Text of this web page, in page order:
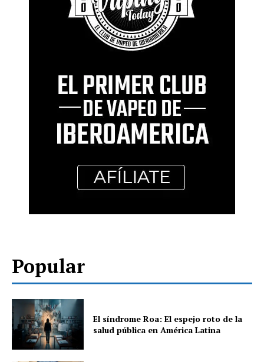
Popular
El síndrome Roa: El espejo roto de la
salud pública en América Latina